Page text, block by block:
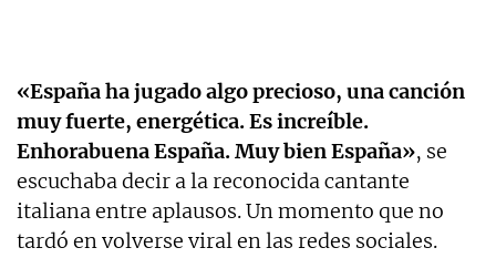
«España ha jugado algo precioso, una canción
muy fuerte, energética. Es increíble.
Enhorabuena España. Muy bien España», se
escuchaba decir a la reconocida cantante
italiana entre aplausos. Un momento que no
tardó en volverse viral en las redes sociales.